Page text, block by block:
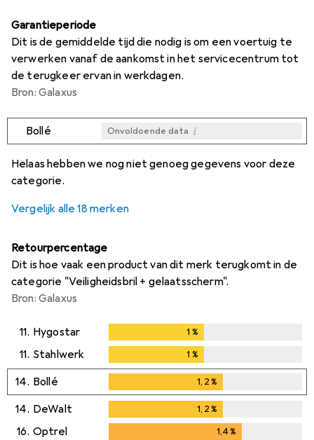
Garantieperiode
Dit is de gemiddelde tijd die nodig is om een voertuig te
verwerken vanaf de aankomst in het servicecentrum tot
de terugkeer ervan in werkdagen.
Bron: Galaxus
Bollé Onvoldoende data i
Helaas hebben we nog niet genoeg gegevens voor deze
categorie.
Vergelijk alle 18 merken
Retourpercentage
Dit is hoe vaak een product van dit merk terugkomt in de
categorie "Veiligheidsbril + gelaatsscherm".
Bron: Galaxus
11. Hygostar 1 %
11. Stahlwerk 1 %
14. Bollé 1,2%
14. DeWalt 1,2%
16. Optrel 1,4%